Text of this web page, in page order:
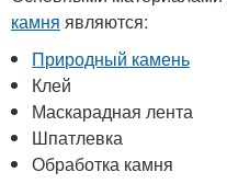
камня являются:
Природный камень
Клей
Маскарадная лента
Шпатлевка
Обработка камня